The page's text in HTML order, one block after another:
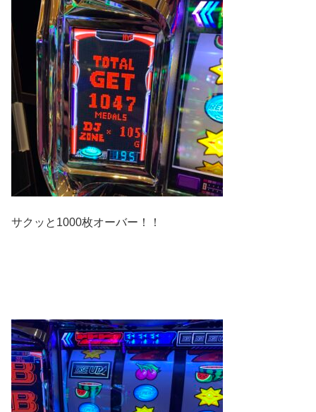
サクッと1000枚オーバー！！